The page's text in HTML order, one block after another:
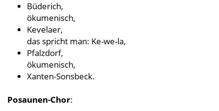
Büderich,
ökumenisch,
Kevelaer,
das spricht man: Ke-we-la,
Pfalzdorf,
ökumenisch,
Xanten-Sonsbeck.
Posaunen-Chor: